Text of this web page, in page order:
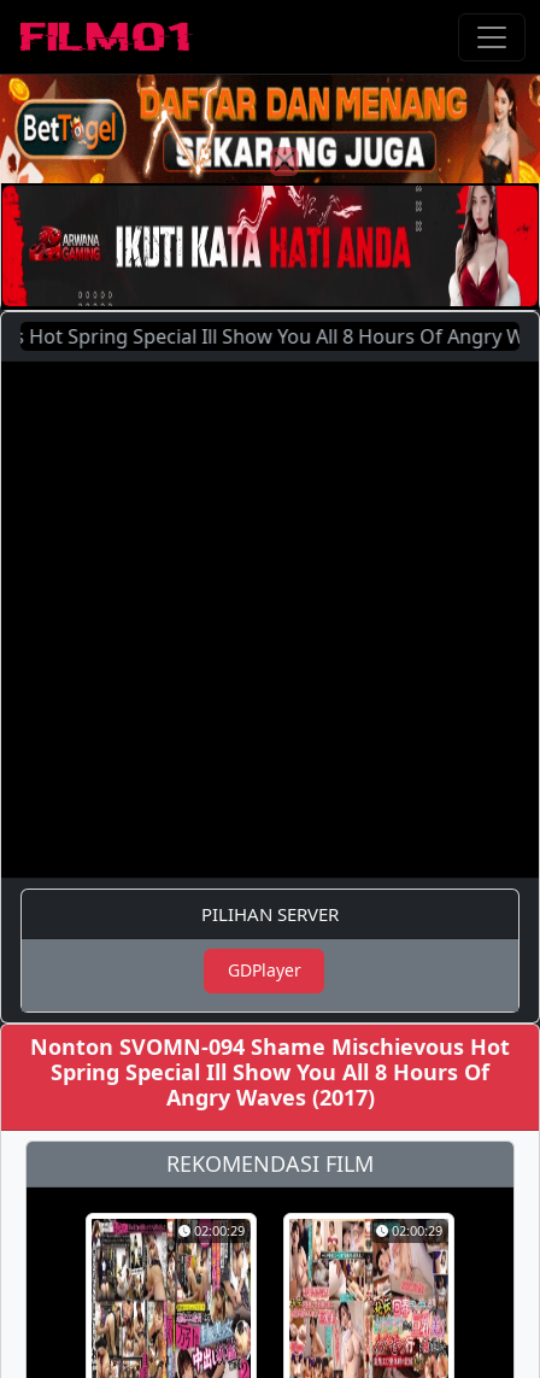
Special Ill Show You All 8 Hours Of Angry
PILIHAN SERVER
GDPlayer
Nonton SVOMN-094 Shame Mischievous Hot
Spring Special Ill Show You All 8 Hours Of
Angry Waves (2017)
REKOMENDASI FILM
02:00:29 02:00:29